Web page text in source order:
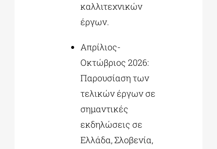
καλλιτεχνικών
έργων.
Απρίλιος-
Οκτώβριος 2026:
Παρουσίαση των
τελικών έργων σε
σημαντικές
εκδηλώσεις σε
Ελλάδα, Σλοβενία,